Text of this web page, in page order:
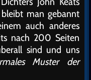
bleibt man gebannt
auch anderes
nach 200 Seiten
sind und uns
Muster der